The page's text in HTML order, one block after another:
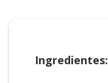
Ingredientes: